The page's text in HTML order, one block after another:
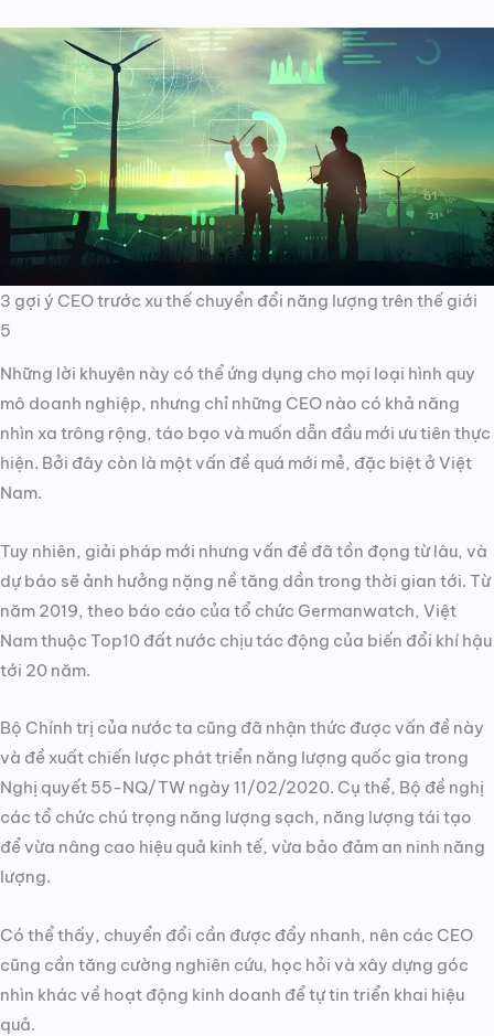
3 gợi ý CEO trước xu thế chuyển đổi năng lượng trên thế giới
5
Những lời khuyên này có thể ứng dụng cho mọi loại hình quy
mô doanh nghiệp, nhưng chỉ những CEO nào có khả năng
nhìn xa trông rộng, táo bạo và muốn dẫn đầu mới ưu tiên thực
hiện. Bởi đây còn là một vấn đề quá mới mẻ, đặc biệt ở Việt
Nam.
Tuy nhiên, giải pháp mới nhưng vấn đề đã tồn đọng từ lâu, và
dự báo sẽ ảnh hưởng nặng nề tăng dần trong thời gian tới. Từ
năm 2019, theo báo cáo của tổ chức Germanwatch, Việt
Nam thuộc Top10 đất nước chịu tác động của biến đổi khí hậu
tới 20 năm.
Bộ Chính trị của nước ta cũng đã nhận thức được vấn đề này
và đề xuất chiến lược phát triển năng lượng quốc gia trong
Nghị quyết 55-NQ/TW ngày 11/02/2020. Cụ thể, Bộ đề nghị
các tổ chức chú trọng năng lượng sạch, năng lượng tái tạo
để vừa nâng cao hiệu quả kinh tế, vừa bảo đảm an ninh năng
lượng.
Có thể thấy, chuyển đổi cần được đẩy nhanh, nên các CEO
cũng cần tăng cường nghiên cứu, học hỏi và xây dựng góc
nhìn khác về hoạt động kinh doanh để tự tin triển khai hiệu
quả.